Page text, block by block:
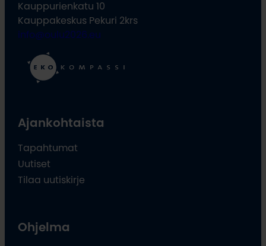
Kauppurienkatu 10
Kauppakeskus Pekuri 2krs
info@oulu2026.eu
Ajankohtaista
Tapahtumat
Uutiset
Tilaa uutiskirje
Ohjelma